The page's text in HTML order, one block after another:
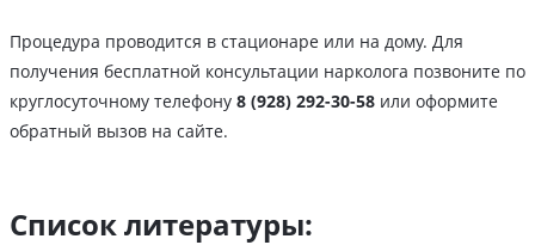
Процедура проводится в стационаре или на дому. Для
получения бесплатной консультации нарколога позвоните по
круглосуточному телефону 8 (928) 292-30-58 или оформите
обратный вызов на сайте.
Список литературы: